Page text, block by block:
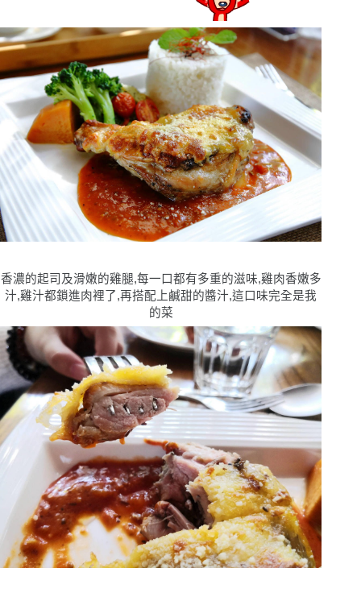
香濃的起司及滑嫩的雞腿,每一口都有多重的滋味,雞肉香嫩多
汁,雞汁都鎖進肉裡了,再搭配上鹹甜的醬汁,這口味完全是我
的菜